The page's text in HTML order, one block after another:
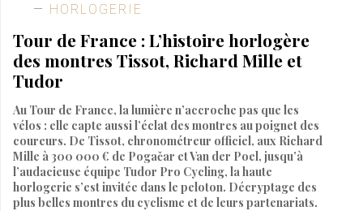
HORLOGERIE
Tour de France : L’histoire horlogère
des montres Tissot, Richard Mille et
Tudor
Au Tour de France, la lumière n’accroche pas que les
vélos : elle capte aussi l’éclat des montres au poignet des
coureurs. De Tissot, chronométreur officiel, aux Richard
Mille à 300 000 € de Pogačar et Van der Poel, jusqu’à
l’audacieuse équipe Tudor Pro Cycling, la haute
horlogerie s’est invitée dans le peloton. Décryptage des
plus belles montres du cyclisme et de leurs partenariats.